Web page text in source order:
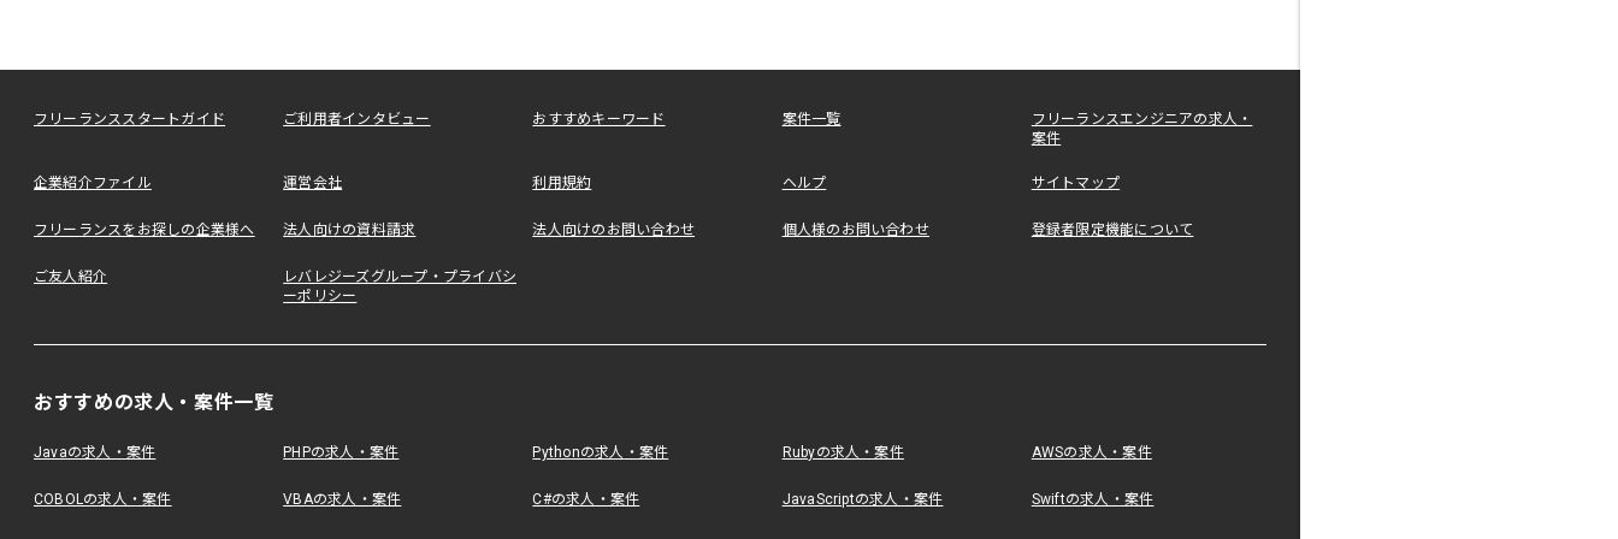
フリーランススタートガイド ご利用者インタビュー おすすめキーワード 案件一覧
フリーランスエンジニアの求人・
案件
企業紹介ファイル 運営会社 利用規約 ヘルプ サイトマップ
フリーランスをお探しの企業様へ 法人向けの資料請求 法人向けのお問い合わせ 個人様のお問い合わせ 登録者限定機能について
ご友人紹介
レバレジーズグループ・プライバシ
ーポリシー
おすすめの求人・案件一覧
Javaの求人・案件 PHPの求人・案件 Pythonの求人・案件 Rubyの求人・案件 AWSの求人・案件
COBOLの求人・案件 VBAの求人・案件 C#の求人・案件 JavaScriptの求人・案件 Swiftの求人・案件